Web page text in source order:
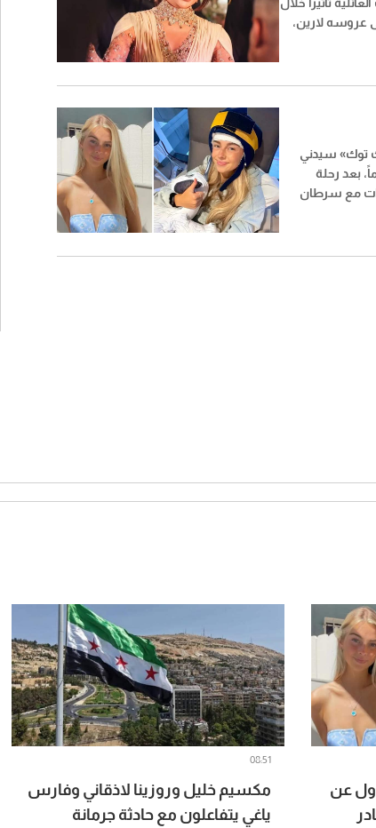
عروسه لارين،
توك» سيدني
عمر ناهز 26 عاماً، بعد رحلة
مع سرطان
عن
مكسيم خليل وروزينا لاذقاني وفارس
ياغي يتفاعلون مع حادثة جرمانة
08:51